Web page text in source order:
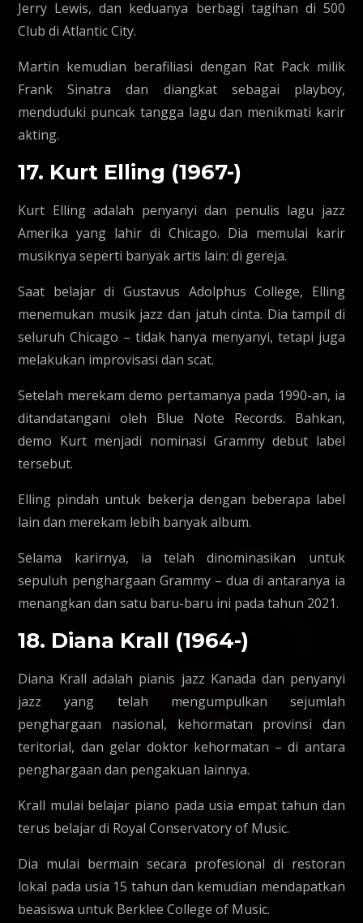
Jerry Lewis, dan keduanya berbagi tagihan di 500
Club di Atlantic City.
Martin kemudian berafiliasi dengan Rat Pack milik
Frank Sinatra dan diangkat sebagai playboy,
menduduki puncak tangga lagu dan menikmati karir
akting.
17. Kurt Elling (1967-)
Kurt Elling adalah penyanyi dan penulis lagu jazz
Amerika yang lahir di Chicago. Dia memulai karir
musiknya seperti banyak artis lain: di gereja.
Saat belajar di Gustavus Adolphus College, Elling
menemukan musik jazz dan jatuh cinta. Dia tampil di
seluruh Chicago – tidak hanya menyanyi, tetapi juga
melakukan improvisasi dan scat.
Setelah merekam demo pertamanya pada 1990-an, ia
ditandatangani oleh Blue Note Records. Bahkan,
demo Kurt menjadi nominasi Grammy debut label
tersebut.
Elling pindah untuk bekerja dengan beberapa label
lain dan merekam lebih banyak album.
Selama karirnya, ia telah dinominasikan untuk
sepuluh penghargaan Grammy – dua di antaranya ia
menangkan dan satu baru-baru ini pada tahun 2021.
18. Diana Krall (1964-)
Diana Krall adalah pianis jazz Kanada dan penyanyi
jazz yang telah mengumpulkan sejumlah
penghargaan nasional, kehormatan provinsi dan
teritorial, dan gelar doktor kehormatan – di antara
penghargaan dan pengakuan lainnya.
Krall mulai belajar piano pada usia empat tahun dan
terus belajar di Royal Conservatory of Music.
Dia mulai bermain secara profesional di restoran
lokal pada usia 15 tahun dan kemudian mendapatkan
beasiswa untuk Berklee College of Music.